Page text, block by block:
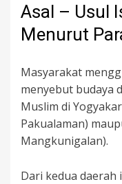
Asal – Usul
Menurut
Masyarakat
menyebut budaya
Muslim di
Pakualaman)
Mangkunigalan).
Dari kedua daerah